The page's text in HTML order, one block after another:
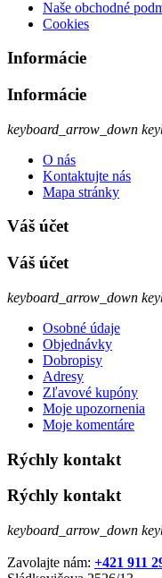
Naše obchodné
Cookies
Informácie
Informácie
keyboard_arrow_down
O nás
Kontaktujte nás
Mapa stránky
Váš účet
Váš účet
keyboard_arrow_down
Osobné údaje
Objednávky
Dobropisy
Adresy
Zľavové kupóny
Moje upozornenia
Moje komentáre
Rýchly kontakt
Rýchly kontakt
keyboard_arrow_down
Zavolajte nám: +421 911